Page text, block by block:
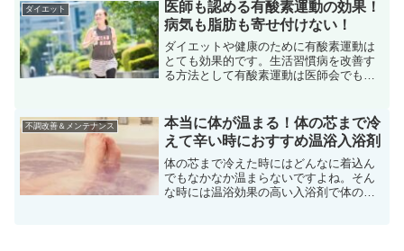
潤い低下にも悩まされる...
ダイエット
医師も認める有酸素運動の効果！
病気も脂肪も寄せ付けない！
ダイエットや健康のために有酸素運動は
とても効果的です。生活習慣病を改善す
る方法として有酸素運動は医師会でも薦
運動で体にどのような効果があるのでし
ょうか？詳しく見ていきま...
不調改善＆メンテナンス
本当に体が温まる！体の芯まで冷
えて辛い時におすすめ温浴入浴剤
体の芯まで冷えた時にはどんなに着込ん
でもなかなか温まらないですよね。そん
な時には温浴効果の高い入浴剤で体の芯